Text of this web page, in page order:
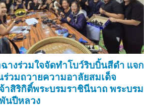
างร่วมใจจัดทำโบว์ริบบิ้นสีดำ แจก
ร่วมถวายความอาลัยสมเด็จ
าสิริกิติ์พระบรมราชินีนาถ พระบรม
นปีหลวง